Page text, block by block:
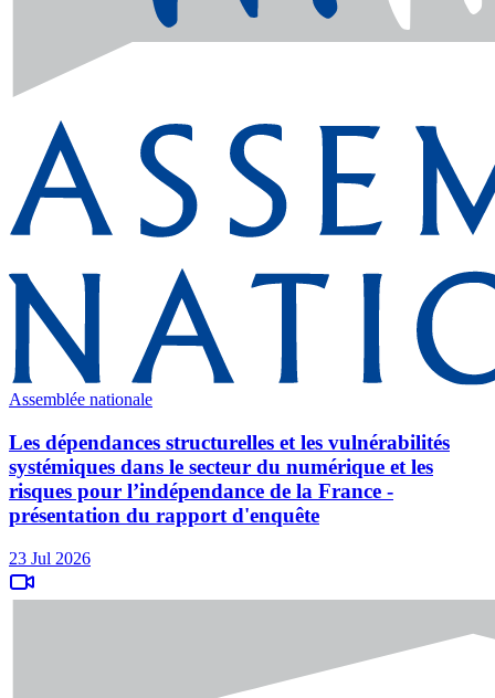
Assemblée nationale
Les dépendances structurelles et les vulnérabilités
systémiques dans le secteur du numérique et les
risques pour l’indépendance de la France -
présentation du rapport d'enquête
23 Jul 2026